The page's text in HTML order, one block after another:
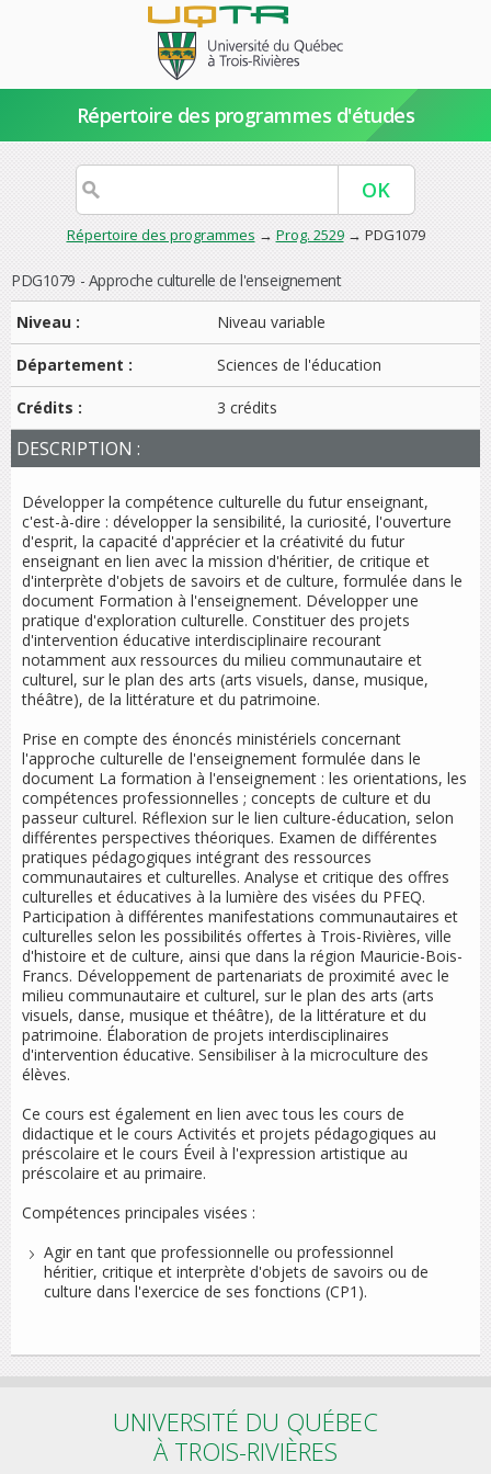
Répertoire des programmes d'études
Répertoire des programmes → Prog. 2529→ PDG1079
PDG1079 - Approche culturelle de l'enseignement
Niveau :
Niveau variable
Département : Sciences de l'éducation
Crédits : 3 crédits
DESCRIPTION :
Développer la compétence culturelle du futur enseignant,
c'est-à-dire : développer la sensibilité, la curiosité, l'ouverture
d'esprit, la capacité d'apprécier et la créativité du futur
enseignant en lien avec la mission d'héritier, de critique et
d'interprète d'objets de savoirs et de culture, formulée dans le
document Formation à l'enseignement. Développer une
pratique d'exploration culturelle. Constituer des projets
d'intervention éducative interdisciplinaire recourant
notamment aux ressources du milieu communautaire et
culturel, sur le plan des arts (arts visuels, danse, musique,
théâtre), de la littérature et du patrimoine.
Prise en compte des énoncés ministériels concernant
l'approche culturelle de l'enseignement formulée dans le
document La formation à l'enseignement : les orientations, les
compétences professionnelles ; concepts de culture et du
passeur culturel. Réflexion sur le lien culture-éducation, selon
différentes perspectives théoriques. Examen de différentes
pratiques pédagogiques intégrant des ressources
communautaires et culturelles. Analyse et critique des offres
culturelles et éducatives à la lumière des visées du PFEQ.
Participation à différentes manifestations communautaires et
culturelles selon les possibilités offertes à Trois-Rivières, ville
d'histoire et de culture, ainsi que dans la région Mauricie-Bois-
Francs. Développement de partenariats de proximité avec le
milieu communautaire et culturel, sur le plan des arts (arts
visuels, danse, musique et théâtre), de la littérature et du
patrimoine. Élaboration de projets interdisciplinaires
d'intervention éducative. Sensibiliser à la microculture des
élèves.
Ce cours est également en lien avec tous les cours de
didactique et le cours Activités et projets pédagogiques au
préscolaire et le cours Éveil à l'expression artistique au
préscolaire et au primaire.
Compétences principales visées :
Agir en tant que professionnelle ou professionnel
héritier, critique et interprète d'objets de savoirs ou de
culture dans l'exercice de ses fonctions (CP1).
UNIVERSITÉ DU QUÉBEC
À TROIS-RIVIÈRES